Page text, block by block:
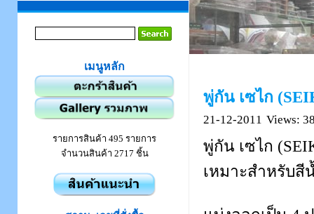
เมนูหลัก
รายการสินค้า 495 รายการ
จำนวนสินค้า 2717 ชิ้น
พู่กัน เซไก
21-12-2011 Views:
พู่กัน เซไก
เหมาะสำหรับสี